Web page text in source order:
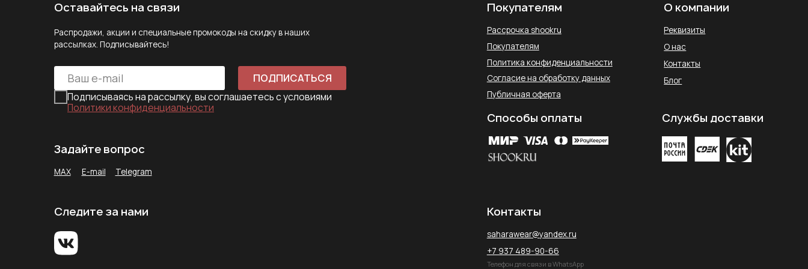
Комсомольская улица, 2к2
Телефон для связи в WhatsApp
+7 937 489-90-66
saharawear@yandex.ru
Telegram
E-mail
MAX
Следите за нами